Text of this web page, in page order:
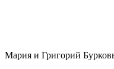
Мария и Григорий